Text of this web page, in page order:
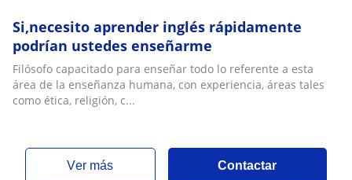
Si,necesito aprender inglés rápidamente
podrían ustedes enseñarme
Filósofo capacitado para enseñar todo lo referente a esta
área de la enseñanza humana, con experiencia, áreas tales
como ética, religión, c...
ver más Contactar